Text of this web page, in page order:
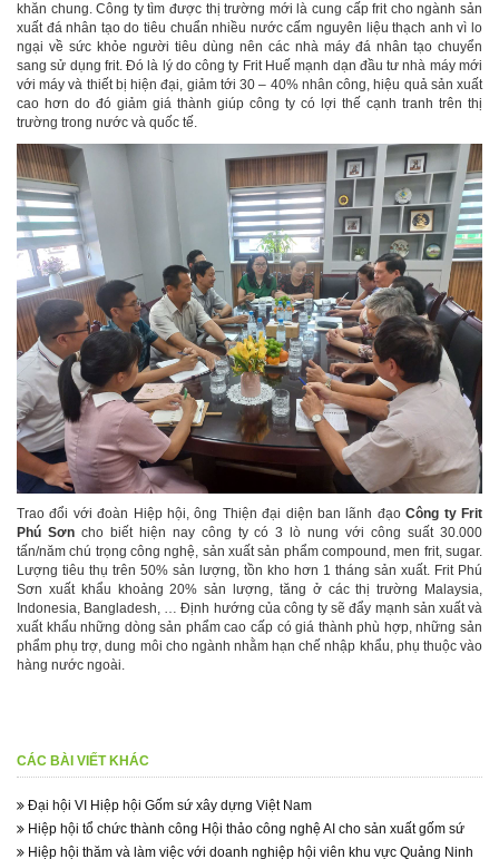
khăn chung. Công ty tìm được thị trường mới là cung cấp frit cho ngành sản
xuất đá nhân tạo do tiêu chuẩn nhiều nước cấm nguyên liệu thạch anh vì lo
ngại về sức khỏe người tiêu dùng nên các nhà máy đá nhân tạo chuyển
sang sử dụng frit. Đó là lý do công ty Frit Huế mạnh dạn đầu tư nhà máy mới
với máy và thiết bị hiện đại, giảm tới 30 – 40% nhân công, hiệu quả sản xuất
cao hơn do đó giảm giá thành giúp công ty có lợi thế cạnh tranh trên thị
trường trong nước và quốc tế.
Trao đổi với đoàn Hiệp hội, ông Thiện đại diện ban lãnh đạoCông ty Frit
Phú Sơncho biết hiện nay công ty có 3 lò nung với công suất 30.000
tấn/năm chú trọng công nghệ, sản xuất sản phẩm compound, men frit, sugar.
Lượng tiêu thụ trên 50% sản lượng, tồn kho hơn 1 tháng sản xuất. Frit Phú
Sơn xuất khẩu khoảng 20% sản lượng, tăng ở các thị trường Malaysia,
Indonesia, Bangladesh, … Định hướng của công ty sẽ đẩy mạnh sản xuất và
xuất khẩu những dòng sản phẩm cao cấp có giá thành phù hợp, những sản
phẩm phụ trợ, dung môi cho ngành nhằm hạn chế nhập khẩu, phụ thuộc vào
hàng nước ngoài.
CÁC BÀI VIẾT KHÁC
Đại hội VI Hiệp hội Gốm sứ xây dựng Việt Nam
Hiệp hội tổ chức thành công Hội thảo công nghệ AI cho sản xuất gốm sứ
Hiệp hội thăm và làm việc với doanh nghiệp hội viên khu vực Quảng Ninh